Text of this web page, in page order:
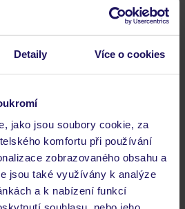
Detaily Více o cookies
jako jsou soubory cookie, za
komfortu při používání
zobrazovaného obsahu a
jsou také využívány k analýze
a k nabízení funkcí
(7 nocí)